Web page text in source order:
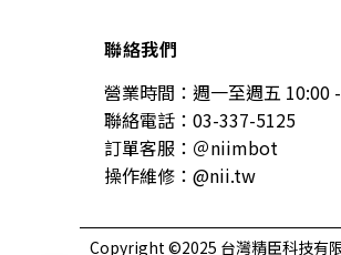
聯絡我們
營業時間：週一至週五 10:00
聯絡電話：03-337-5125
訂單客服：＠niimbot
操作維修：@nii.tw
Copyright ©2025 台灣精臣科技有